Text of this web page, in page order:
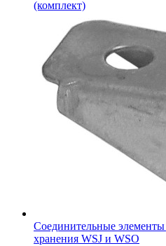
(комплект)
Соединительные
хранения WSJ и WSO